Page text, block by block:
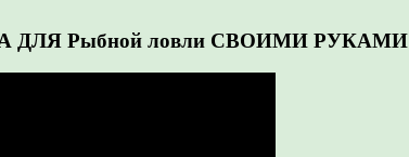
Рыбной ловли СВОИМИ РУКАМИ